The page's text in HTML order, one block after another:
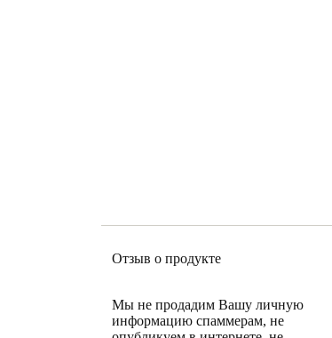
Отзыв о продукте
Мы не продадим Вашу личную
информацию спаммерам, не